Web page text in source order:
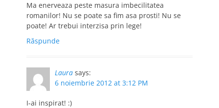
Ma enerveaza peste masura imbecilitatea
romanilor! Nu se poate sa fim asa prosti! Nu se
poate! Ar trebui interzisa prin lege!
Răspunde
Laura says:
6 noiembrie 2012 at 3:12 PM
I-ai inspirat! :)